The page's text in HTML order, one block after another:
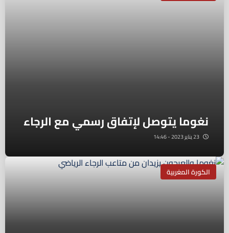
نغوما يتوصل لإتفاق رسمي مع الرجاء
الكورة المغربية